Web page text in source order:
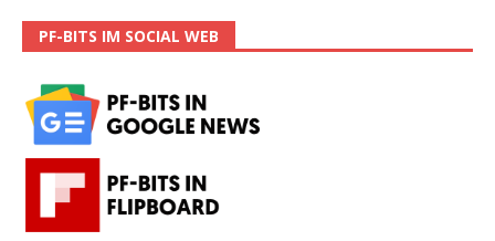
PF-BITS IM SOCIAL WEB